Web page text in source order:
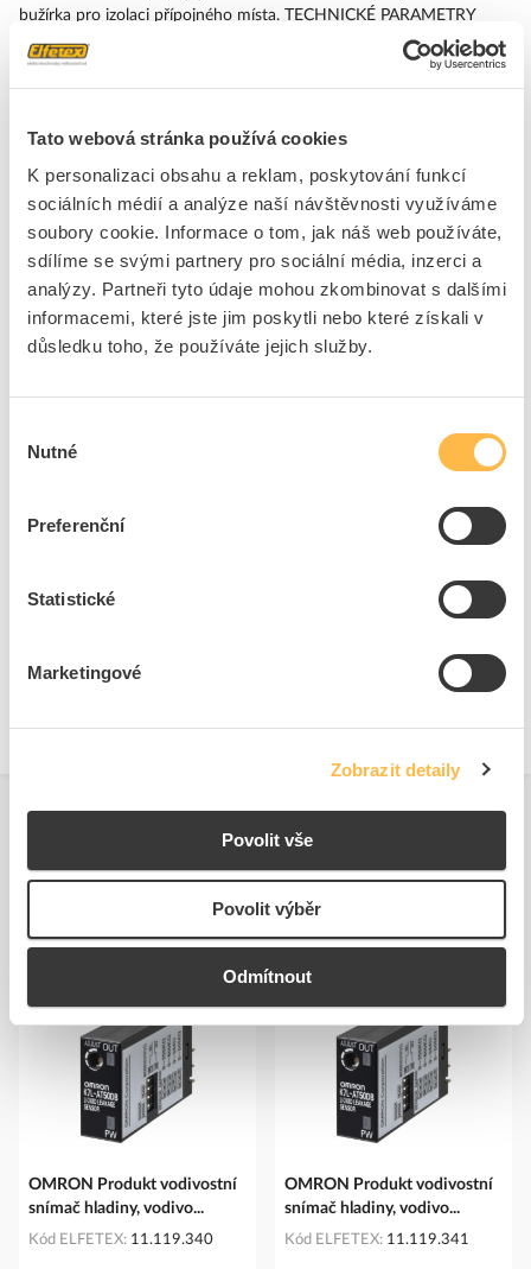
Tato webová stránka používá cookies
K personalizaci obsahu a reklam, poskytování funkcí
sociálních médií a analýze naší návštěvnosti využíváme
soubory cookie. Informace o tom, jak náš web používáte,
sdílíme se svými partnery pro sociální média, inzerci a
analýzy. Partneři tyto údaje mohou zkombinovat s dalšími
informacemi, které jste jim poskytli nebo které získali v
důsledku toho, že používáte jejich služby.
souhlasu
Nutné
Preferenční
Statistické
Marketingové
Zobrazit detaily
Povolit vše
Povolit výběr
Odmítnout
bužírka pro izolaci přípojného místa. TECHNICKÉ PARAMETRY
Maximální průřez připojovacího vodiče je 2.5 mm2. Možnost
upevnění do panelu nebo do držáku.
Plovákové spínače
Stupeň krytí (IP)
IP67
Konstrukce senzoru /
sondy
Ostatní, jiné
určeno pro pitnou vodu Ano
Odpovědnost za produkt +
Telefon: 770177028
Bezpečnostní dokumenty
Ke stažení
Technické dokumenty
Podobné produkty
OMRON Produkt vodivostní
snímač hladiny, vodivo...
Kód ELFETEX 11.119.340
OMRON Produkt vodivostní
snímač hladiny, vodivo...
Kód ELFETEX 11.119.341